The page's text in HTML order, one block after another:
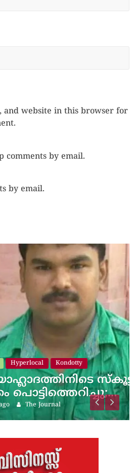
and website in this browser for
comments by email.
by email.
Kondotty
സ്കൂട്ടറിലെ